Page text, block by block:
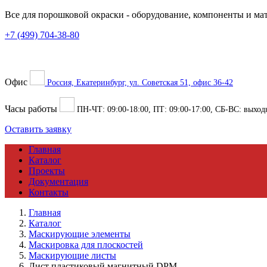
Все для порошковой окраски - оборудование, компоненты и
+7 (499) 704-38-80
Офис Россия, Екатеринбург, ул. Советская 51, офис 36-42
Часы работы ПН-ЧТ: 09:00-18:00 , ПТ: 09:00-17:00 , СБ-ВС:
Оставить заявку
Главная
Каталог
Проекты
Документация
Контакты
Главная
Каталог
Маскирующие элементы
Маскировка для плоскостей
Маскирующие листы